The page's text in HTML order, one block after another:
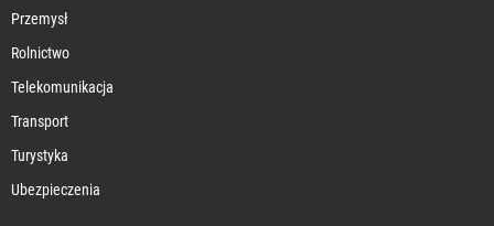
Przemysł
Rolnictwo
Telekomunikacja
Transport
Turystyka
Ubezpieczenia